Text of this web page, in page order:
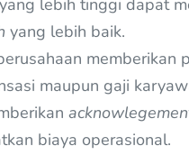
lebih tinggi dapat
yang lebih baik.
memberikan
maupun gaji
biaya operasional.